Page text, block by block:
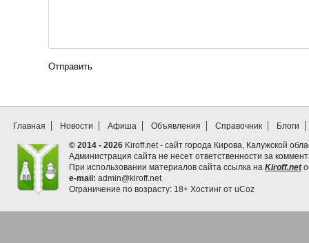
Отправить
Главная Новости Афиша Объявления Справочник
Блоги
© 2014 - 2026 Kiroff.net - сайт города Кирова, Калужской
Администрация сайта не несет ответственности за
При использовании материалов сайта ссылка на Kiroff.net
e-mail: admin@kiroff.net
Ограничение по возрасту: 18+ Хостинг от uCoz